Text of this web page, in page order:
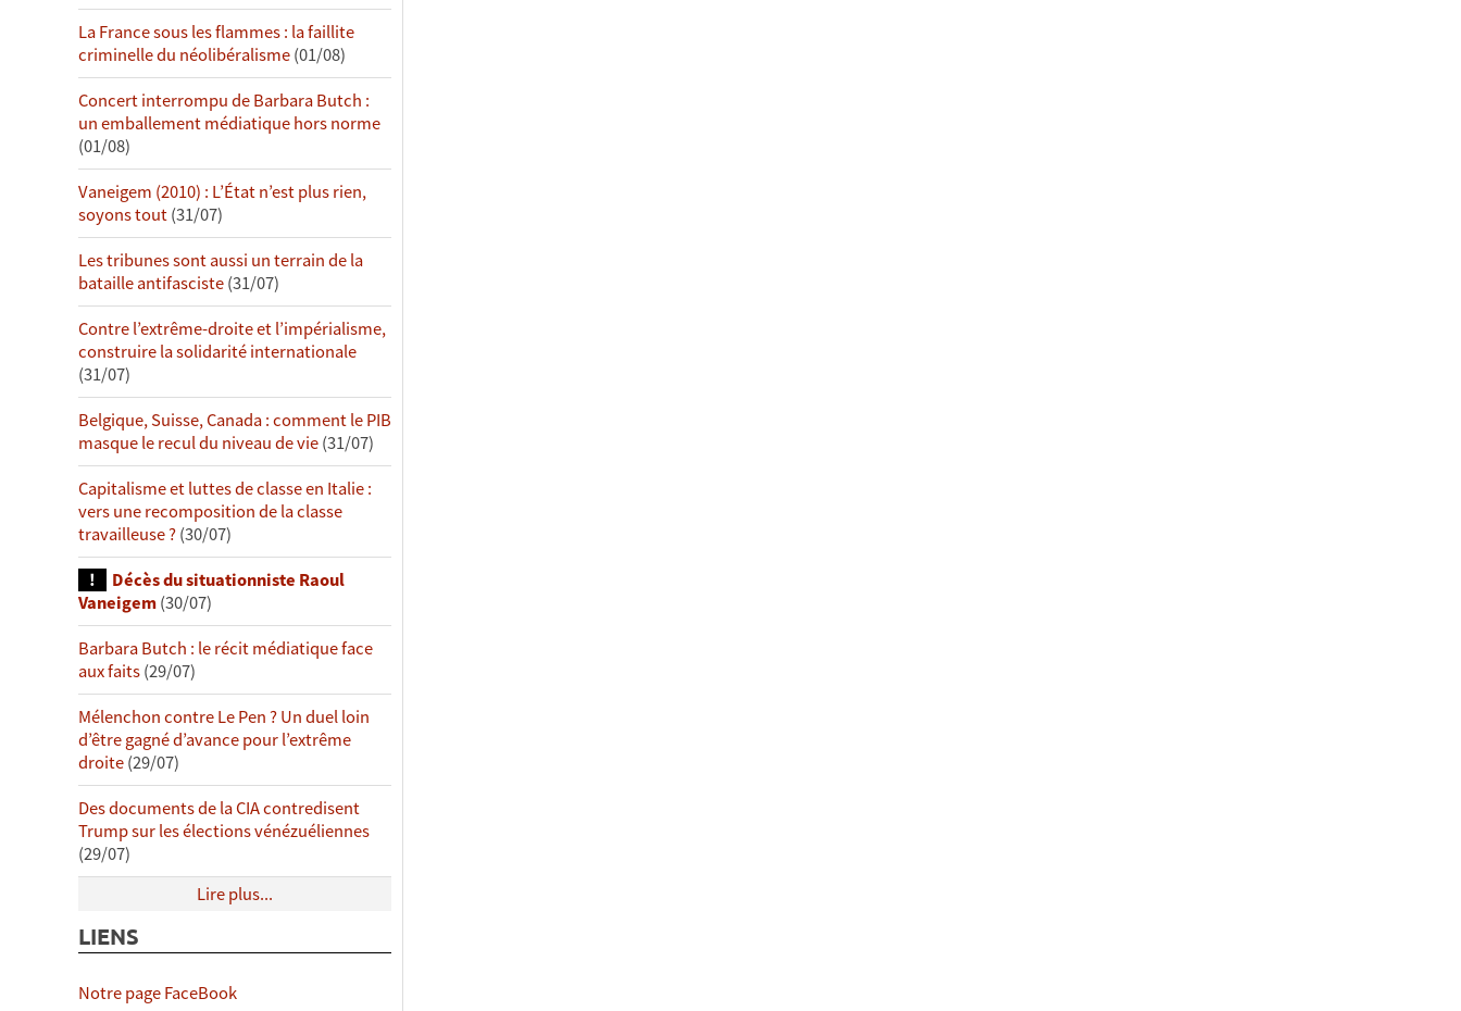
La France sous les flammes : la faillite
criminelle du néolibéralisme(01/08)
Concert interrompu de Barbara Butch :
un emballement médiatique hors norme
(01/08)
Vaneigem (2010) : L’État n’est plus rien,
soyons tout(31/07)
Les tribunes sont aussi un terrain de la
bataille antifasciste(31/07)
Contre l’extrême-droite et l’impérialisme,
construire la solidarité internationale
(31/07)
Belgique, Suisse, Canada : comment le PIB
masque le recul du niveau de vie(31/07)
Capitalisme et luttes de classe en Italie :
vers une recomposition de la classe
travailleuse ?(30/07)
Décès du situationniste Raoul
Vaneigem(30/07)
Barbara Butch : le récit médiatique face
aux faits(29/07)
Mélenchon contre Le Pen ? Un duel loin
d’être gagné d’avance pour l’extrême
droite(29/07)
Des documents de la CIA contredisent
Trump sur les élections vénézuéliennes
(29/07)
Lire plus...
LIENS
Notre page FaceBook